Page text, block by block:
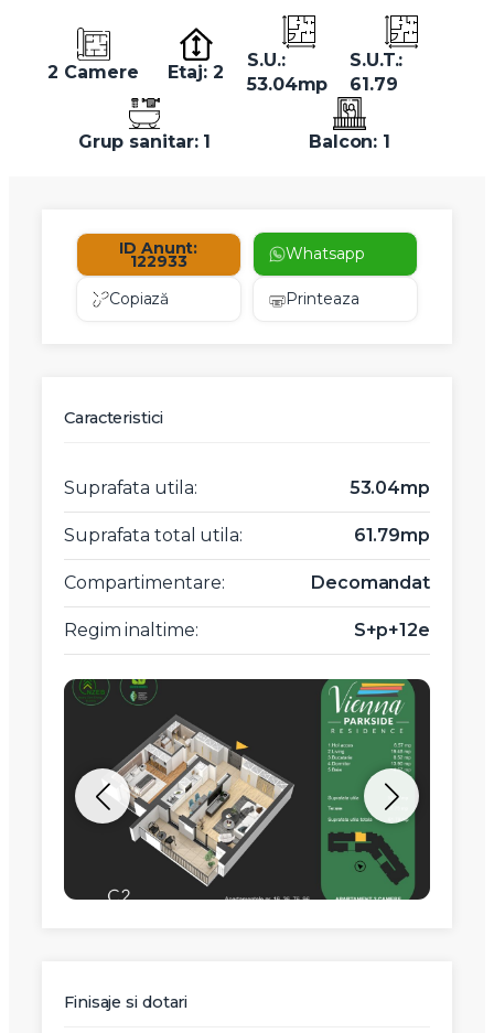
2 Camere Etaj: 2
S.U.:
53.04mp
S.U.T.:
61.79
Grup sanitar: 1 Balcon: 1
ID Anunt:
122933 Whatsapp
Copiază Printeaza
Caracteristici
Suprafata utila: 53.04mp
Suprafata total utila: 61.79mp
Compartimentare: Decomandat
Regim inaltime: S+p+12e
Finisaje si dotari